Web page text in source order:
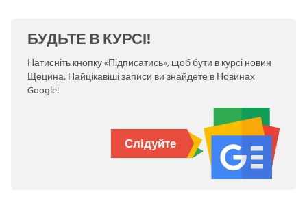
БУДЬТЕ В КУРСІ!
Натисніть кнопку «Підписатись», щоб бути в курсі новин
Щецина. Найцікавіші записи ви знайдете в Новинах
Google!
Слідуйте